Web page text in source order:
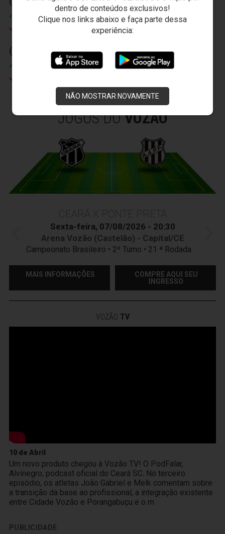
dentro de conteúdos exclusivos!
Clique nos links abaixo e faça parte dessa
experiência:
NÃO MOSTRAR NOVAMENTE
Felipe Azevedo
Rudnei
Nicácio
(3) 33' (2)
JOGOS DOVOZÃO
CEARÁ X PONTE PRETA
Sexta-feira, 07/08/2026 - 20:30
Arena Vozão (Castelão) - Capital/CE
Campeonato Brasileiro • 2º Turno • 21 ª Rodada
MAIS INFORMAÇÕES
COMPRE AQUI SEU
INGRESSO
VOZÃO TV
10 de Abril
Um novo produto chegou à Vozão TV! O PodFalar,
Alvinegro, podcast oficial do Ceará SC. No terceiro
episódio, os atletas João Gabriel e Melk comentam sobre
a transição da base ao profissional, a integração existente
entre Cidade Vozão e Porangabuçu e o m
PUBLICIDADE